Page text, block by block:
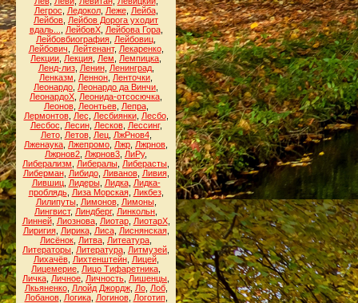
Легрос
Ледокол, Леже, Лейба,
Лейбов Лейбов Дорога уходит
вдаль...
ЛейбовХ, Лейбова Гора,
Лейбовбиография Лейбовиц
Лейбович
Лейтенант, Лекаренко,
Лекции Лекция Лем Лемпицка
Ленд-лиз, Ленин, Ленинград,
Ленказм
Леннон Ленточки
Леонардо Леонардо да Винчи
ЛеонардоХ Леонида-отсосючка
Леонов, Леонтьев, Лепра,
Лермонтов, Лес Лесбиянки, Лесбо,
Лесбос
Лесин, Лесков, Лессинг,
Лето, Летов, Лец, ЛжРнов4,
Лженаука Лжепромо Лжр Лжрнов
Лжрнов2 Лжрнов3 ЛиРу,
Либерализм
Либералы Либерасты
Либерман, Либидо, Ливанов, Ливия,
Лившиц, Лидеры, Лидка, Лидка-
проблядь, Лиза Морская, Ликбез,
Лилипуты, Лимонов, Лимоны,
Лингвист, Линдберг, Линкольн
Линней, Лиознова, Лиотар, ЛиотарХ,
Лиригия, Лирика, Лиса, Лиснянская,
Лисёнок Литва Литеатура
Литераторы Литература Литмузей
Лихачёв, Лихтенштейн, Лицей,
Лицемерие Лицо Тифаретника
Личка Личное Личность Лишенцы
Лкьяненко, Ллойд Джордж, Ло, Лоб,
Лобанов, Логика, Логинов, Логотип,